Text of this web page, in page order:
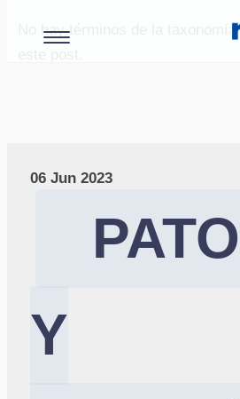
No hay términos de la
06 Jun 2023
Y